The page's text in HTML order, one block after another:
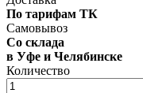
По тарифам ТК
Самовывоз
Со склада
в Уфе и Челябинске
Количество